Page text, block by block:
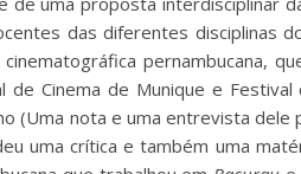
das diferentes disciplinas
pernambucana,
Cinema de Munique e Festival
(Uma nota e uma entrevista dele
uma crítica e também uma